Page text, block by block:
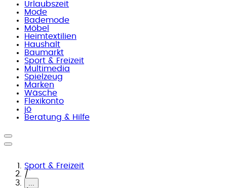
Urlaubszeit
Mode
Bademode
Möbel
Heimtextilien
Haushalt
Baumarkt
Sport & Freizeit
Multimedia
Spielzeug
Marken
Wäsche
Flexikonto
jö
Beratung & Hilfe
Sport & Freizeit
/
...